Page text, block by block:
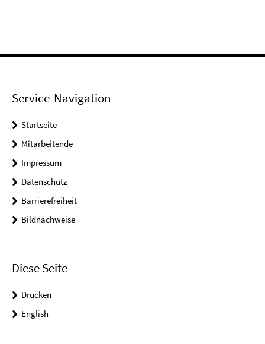
Service-Navigation
Startseite
Mitarbeitende
Impressum
Datenschutz
Barrierefreiheit
Bildnachweise
Diese Seite
Drucken
English